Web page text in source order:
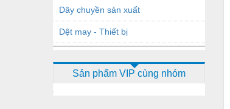
Dây chuyền sản xuất
Dệt may - Thiết bị
Dịch vụ - Thi công
Sản phẩm VIP cùng nhóm